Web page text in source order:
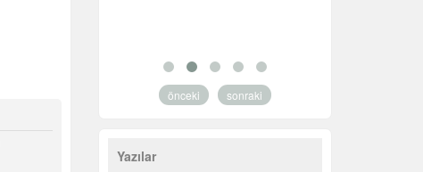
önceki sonraki
Yazılar